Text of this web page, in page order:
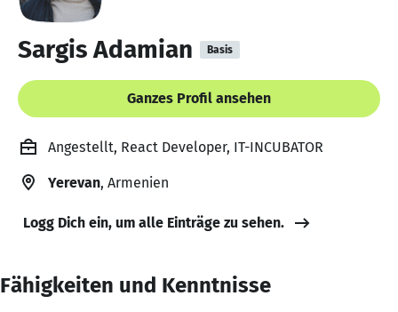
Sargis Adamian Basis
Ganzes Profil ansehen
Angestellt, React Developer, IT-INCUBATOR
Yerevan, Armenien
Logg Dich ein, um alle Einträge zu sehen.
Fähigkeiten und Kenntnisse